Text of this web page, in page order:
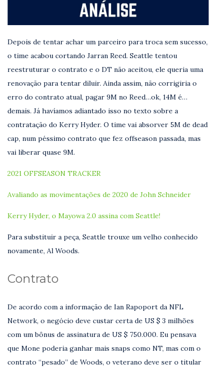
Depois de tentar achar um parceiro para troca sem sucesso,
o time acabou cortando Jarran Reed. Seattle tentou
reestruturar o contrato e o DT não aceitou, ele queria uma
renovação para tentar diluir. Ainda assim, não corrigiria o
erro do contrato atual, pagar 9M no Reed…ok, 14M é…
demais. Já havíamos adiantado isso no texto sobre a
contratação do Kerry Hyder. O time vai absorver 5M de dead
cap, num péssimo contrato que fez offseason passada, mas
vai liberar quase 9M.
2021 OFFSEASON TRACKER
Avaliando as movimentações de 2020 de John Schneider
Kerry Hyder, o Mayowa 2.0 assina com Seattle!
Para substituir a peça, Seattle trouxe um velho conhecido
novamente, Al Woods.
Contrato
De acordo com a informação de Ian Rapoport da NFL
Network, o negócio deve custar certa de US $ 3 milhões
com um bônus de assinatura de US $ 750.000. Eu pensava
que Mone poderia ganhar mais snaps como NT, mas com o
contrato “pesado” de Woods, o veterano deve ser o titular